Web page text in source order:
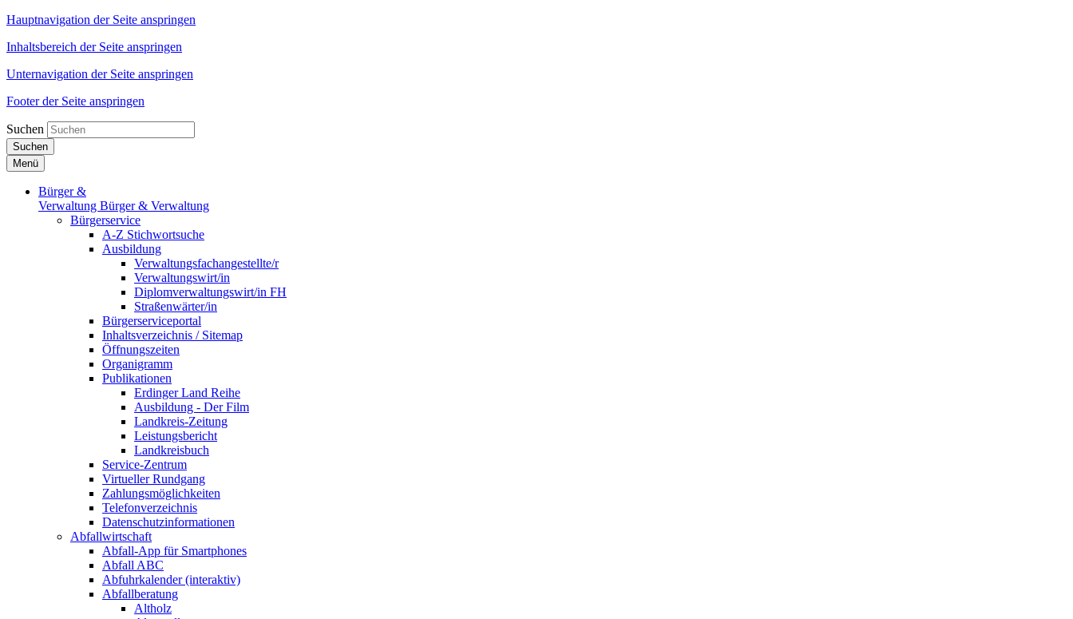
Hauptnavigation der Seite anspringen
Inhaltsbereich der Seite anspringen
Unternavigation der Seite anspringen
Footer der Seite anspringen
Suchen
Suchen
Menü
Bürger &
Verwaltung Bürger & Verwaltung
Bürgerservice
A-Z Stichwortsuche
Ausbildung
Verwaltungsfachangestellte/r
Verwaltungswirt/in
Diplomverwaltungswirt/in FH
Straßenwärter/in
Bürgerserviceportal
Inhaltsverzeichnis / Sitemap
Öffnungszeiten
Organigramm
Publikationen
Erdinger Land Reihe
Ausbildung - Der Film
Landkreis-Zeitung
Leistungsbericht
Landkreisbuch
Service-Zentrum
Virtueller Rundgang
Zahlungsmöglichkeiten
Telefonverzeichnis
Datenschutzinformationen
Abfallwirtschaft
Abfall-App für Smartphones
Abfall ABC
Abfuhrkalender (interaktiv)
Abfallberatung
Altholz